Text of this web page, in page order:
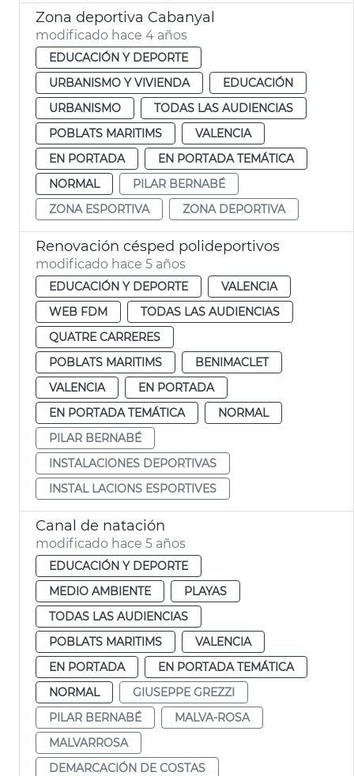
Zona deportiva Cabanyal
modificado hace 4 años
EDUCACIÓN Y DEPORTE
URBANISMO Y VIVIENDA
EDUCACIÓN
URBANISMO
TODAS LAS AUDIENCIAS
POBLATS MARITIMS
VALENCIA
EN PORTADA
EN PORTADA TEMÁTICA
NORMAL
PILAR BERNABÉ
ZONA ESPORTIVA
ZONA DEPORTIVA
Renovación césped polideportivos
modificado hace 5 años
EDUCACIÓN Y DEPORTE
VALENCIA
WEB FDM
TODAS LAS AUDIENCIAS
QUATRE CARRERES
POBLATS MARITIMS
BENIMACLET
VALENCIA
EN PORTADA
EN PORTADA TEMÁTICA
NORMAL
PILAR BERNABÉ
INSTALACIONES DEPORTIVAS
INSTAL LACIONS ESPORTIVES
Canal de natación
modificado hace 5 años
EDUCACIÓN Y DEPORTE
MEDIO AMBIENTE
PLAYAS
TODAS LAS AUDIENCIAS
POBLATS MARITIMS
VALENCIA
EN PORTADA
EN PORTADA TEMÁTICA
NORMAL
GIUSEPPE GREZZI
PILAR BERNABÉ
MALVA-ROSA
MALVARROSA
DEMARCACIÓN DE COSTAS